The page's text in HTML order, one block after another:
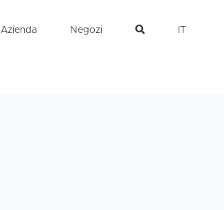
Azienda Negozi